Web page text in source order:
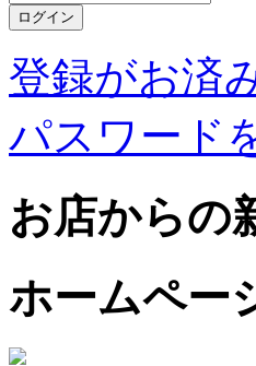
登録がお済
パスワード
お店からの
ホームペー